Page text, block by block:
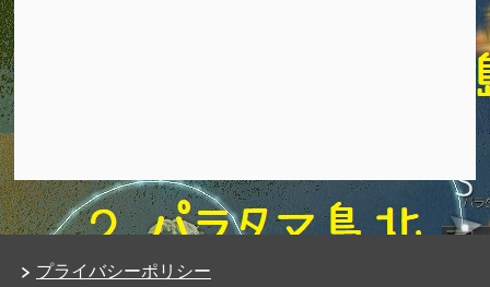
プライバシーポリシー